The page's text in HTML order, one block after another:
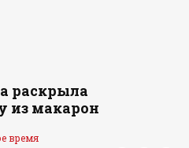
раскрыла
из макарон
время